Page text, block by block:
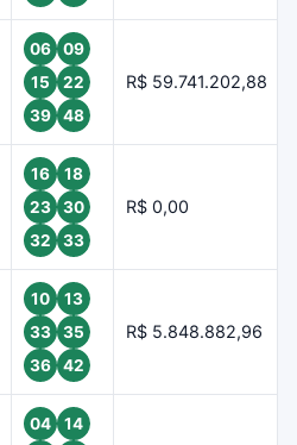
06
09
15
22
39
48
R$ 59.741.202,88
16
18
23
30
32
33
R$ 0,00
10
13
33
35
36
42
R$ 5.848.882,96
04
14